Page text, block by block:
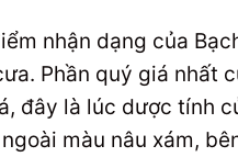
nhận dạng của
Phần quý giá nhất
đây là lúc dược tính
màu nâu xám,